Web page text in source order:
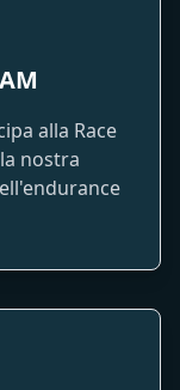
alla Race
nostra